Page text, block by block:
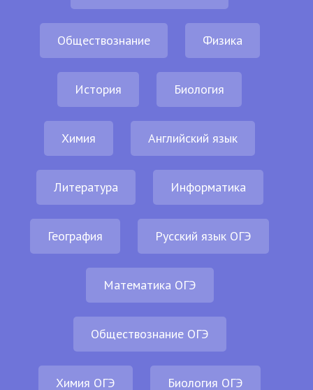
Обществознание Физика
История Биология
Химия Английский язык
Литература Информатика
География Русский язык ОГЭ
Математика ОГЭ
Обществознание ОГЭ
Химия ОГЭ Биология ОГЭ